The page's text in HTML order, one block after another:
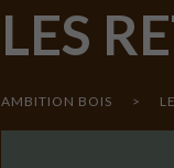
LES
AMBITION BOIS >